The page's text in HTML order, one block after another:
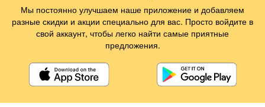
Мы постоянно улучшаем наше приложение и добавляем
разные скидки и акции специально для вас. Просто войдите в
свой аккаунт, чтобы легко найти самые приятные
предложения.